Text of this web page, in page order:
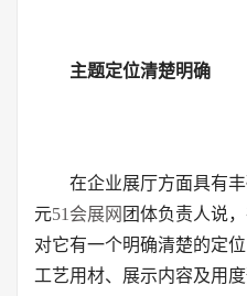
主题定位清楚明确
在企业展厅方面具有丰
元51会展网 团体负责人说
对它有一个明确清楚的定
工艺用材、展示内容及用